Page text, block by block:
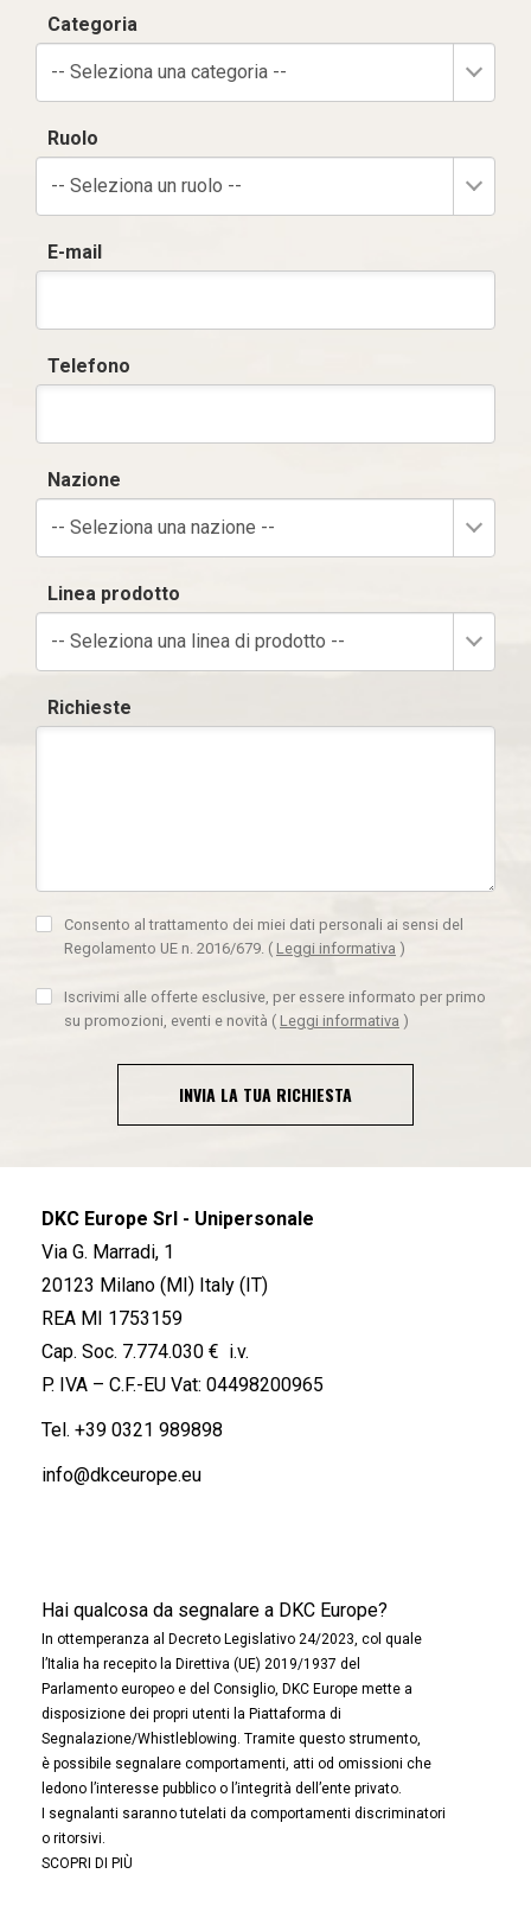
Categoria
-- Seleziona una categoria --
Ruolo
-- Seleziona un ruolo --
E-mail
Telefono
Nazione
-- Seleziona una nazione --
Linea prodotto
-- Seleziona una linea di prodotto --
Richieste
Consento al trattamento dei miei dati personali ai sensi del
Regolamento UE n. 2016/679. ( Leggi informativa )
Iscrivimi alle offerte esclusive, per essere informato per primo
su promozioni, eventi e novità ( Leggi informativa )
INVIA LA TUA RICHIESTA
DKC Europe Srl - Unipersonale
Via G. Marradi, 1
20123 Milano (MI) Italy (IT)
REA MI 1753159
Cap. Soc. 7.774.030 € i.v.
P. IVA – C.F.-EU Vat: 04498200965
Tel. +39 0321 989898
info@dkceurope.eu
Hai qualcosa da segnalare a DKC Europe?
In ottemperanza al Decreto Legislativo 24/2023, col quale
l’Italia ha recepito la Direttiva (UE) 2019/1937 del
Parlamento europeo e del Consiglio, DKC Europe mette a
disposizione dei propri utenti la Piattaforma di
Segnalazione/Whistleblowing. Tramite questo strumento,
è possibile segnalare comportamenti, atti od omissioni che
ledono l’interesse pubblico o l’integrità dell’ente privato.
I segnalanti saranno tutelati da comportamenti discriminatori
o ritorsivi.
SCOPRI DI PIÙ